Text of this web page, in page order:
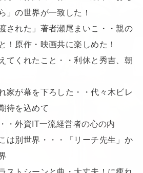
」の世界が一致した！
された」著者瀬尾まいこ・・親の
！原作・映画共に楽しめた！
てくれたこと・・利休と秀吉、朝
家が幕を下ろした・・代々木ビレ
待を込めて
・外資IT一流経営者の心の内
は別世界・・・「リーチ先生」か